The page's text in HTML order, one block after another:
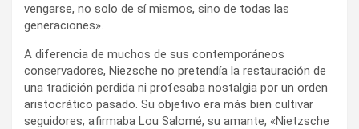
vengarse, no solo de sí mismos, sino de todas las
generaciones».
A diferencia de muchos de sus contemporáneos
conservadores, Niezsche no pretendía la restauración de
una tradición perdida ni profesaba nostalgia por un orden
aristocrático pasado. Su objetivo era más bien cultivar
seguidores; afirmaba Lou Salomé, su amante, «Nietzsche